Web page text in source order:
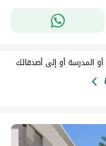
المدرسة أو إلى أصدقائك